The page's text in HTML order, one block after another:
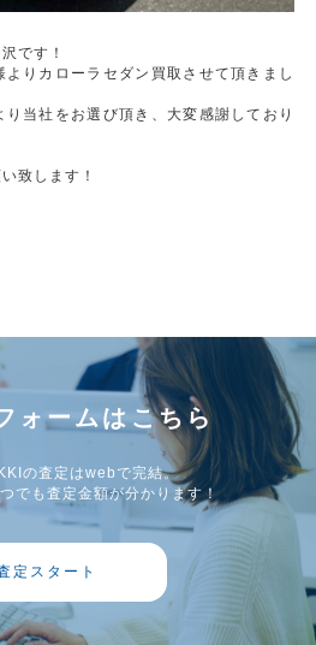
です！
りカローラセダン買取させて頂きまし
当社をお選び頂き、大変感謝しており
致します！
ォームはこちら
の査定はwebで完結。
でも査定金額が分かります！
定スタート